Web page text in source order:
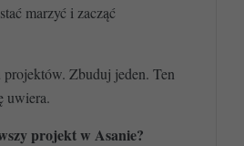
marzyć i zacząć
Zbuduj jeden. Ten
uwiera.
projekt w Asanie?